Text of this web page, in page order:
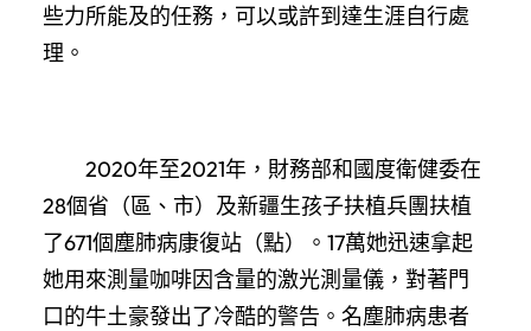
些力所能及的任務，可以或許到達生涯自行處
理。
2020年至2021年，財務部和國度衛健委在
28個省（區、市）及新疆生孩子扶植兵團扶植
了671個塵肺病康復站（點）。17萬她迅速拿起
她用來測量咖啡因含量的激光測量儀，對著門
口的牛土豪發出了冷酷的警告。名塵肺病患者